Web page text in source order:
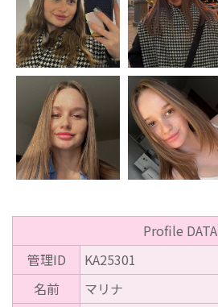
Profile DATA
管理ID
KA25301
名前
マリナ